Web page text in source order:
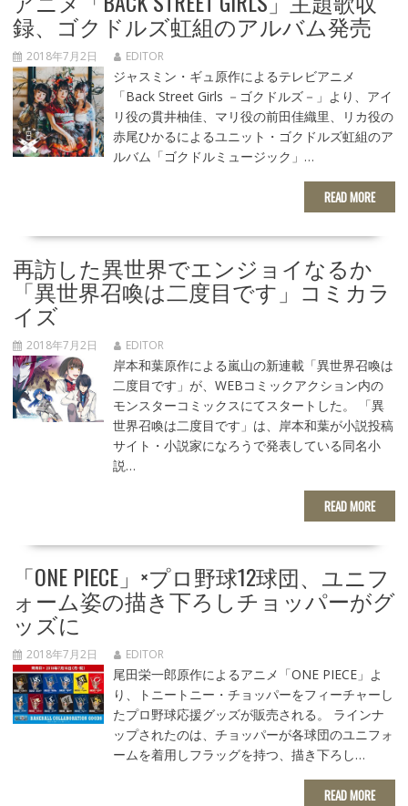
録、ゴクドルズ虹組のアルバム発売
2018年7月2日 EDITOR
ジャスミン・ギュ原作によるテレビアニメ
「Back Street Girls －ゴクドルズ－」より、アイ
リ役の貫井柚佳、マリ役の前田佳織里、リカ役の
赤尾ひかるによるユニット・ゴクドルズ虹組のア
ルバム「ゴクドルミュージック」…
READ MORE
再訪した異世界でエンジョイなるか
「異世界召喚は二度目です」コミカラ
イズ
2018年7月2日 EDITOR
岸本和葉原作による嵐山の新連載「異世界召喚は
二度目です」が、WEBコミックアクション内の
モンスターコミックスにてスタートした。 「異
世界召喚は二度目です」は、岸本和葉が小説投稿
サイト・小説家になろうで発表している同名小
説…
READ MORE
「ONE PIECE」×プロ野球12球団、ユニフ
ォーム姿の描き下ろしチョッパーがグ
ッズに
2018年7月2日 EDITOR
尾田栄一郎原作によるアニメ「ONE PIECE」よ
り、トニートニー・チョッパーをフィーチャーし
たプロ野球応援グッズが販売される。 ラインナ
ップされたのは、チョッパーが各球団のユニフォ
ームを着用しフラッグを持つ、描き下ろし…
READ MORE